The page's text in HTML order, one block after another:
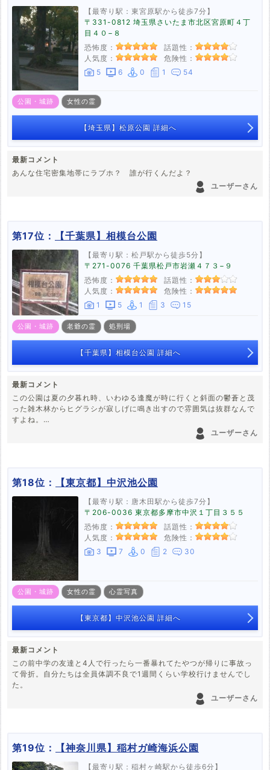
い？"となり友達とその人が出てくるまで待ってよーとトイレ外で待
っていました。
すると、電気がいきなりッパチと消え、その瞬間。一気に嫌な感じが
ゾワーと押し寄せてきたので電気が消えたと同時に友達と猛ダッシュ
でその場から離れました。
その後も帰りの車では車内から焦げたような臭いがしてきて、どこか
故障したんじゃないかと焦りました。でも怖さとこの場からすぐにで
も離れたい気持ちで外に出る勇気もなく。どうか無事に降りられます
よーにと願いコンビニの駐車場に着いた時やっと安心したのを覚えて
ます。
後日、検索をしたら殺傷事件があったことを知り、あの時のトイレで
の違和感は合っていたんだなと感じました。尿意も無くなるぐらいの
【最寄り駅：東宮原駅から徒歩7分】
〒331-0812 埼玉県さいたま市北区宮原町４丁
目４０−８
恐怖度：
話題性：
人気度：
危険性：
5
6 0 1 54
公園・城跡 女性の霊
【埼玉県】松原公園 詳細へ
最新コメント
あんな住宅密集地帯にラブホ？ 誰が行くんだよ？
ユーザーさん
第17位： 【千葉県】相模台公園
【最寄り駅：松戸駅から徒歩5分】
〒271-0076 千葉県松戸市岩瀬４７３−９
恐怖度：
話題性：
人気度：
危険性：
1
5 1 3 15
公園・城跡 老爺の霊 処刑場
【千葉県】相模台公園 詳細へ
最新コメント
この公園は夏の夕暮れ時、いわゆる逢魔が時に行くと斜面の鬱蒼と茂
った雑木林からヒグラシが寂しげに鳴き出すので雰囲気は抜群なんで
すよね。
場所が場所だけに、相模台合戦で討ち死にした小弓公方軍の将兵達が
ユーザーさん
第18位： 【東京都】中沢池公園
【最寄り駅：唐木田駅から徒歩7分】
〒206-0036 東京都多摩市中沢１丁目３５５
恐怖度：
話題性：
人気度：
危険性：
3
7 0 2 30
公園・城跡 女性の霊 心霊写真
【東京都】中沢池公園 詳細へ
最新コメント
この前中学の友達と4人で行ったら一番暴れてたやつが帰りに事故っ
て骨折。自分たちは全員体調不良で1週間くらい学校行けませんでし
た。
ユーザーさん
第19位： 【神奈川県】稲村ガ崎海浜公園
【最寄り駅：稲村ヶ崎駅から徒歩6分】